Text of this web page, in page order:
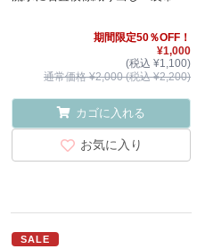
期間限定50％OFF！
¥1,000
(税込 ¥1,100)
通常価格 ¥2,000 (税込 ¥2,200)
カゴに入れる
お気に入り
SALE